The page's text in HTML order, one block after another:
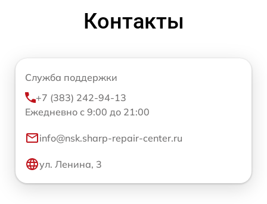
Контакты
Служба поддержки
+7 (383) 242-94-13
Ежедневно с 9:00 до 21:00
info@nsk.sharp-repair-center.ru
ул. Ленина, 3